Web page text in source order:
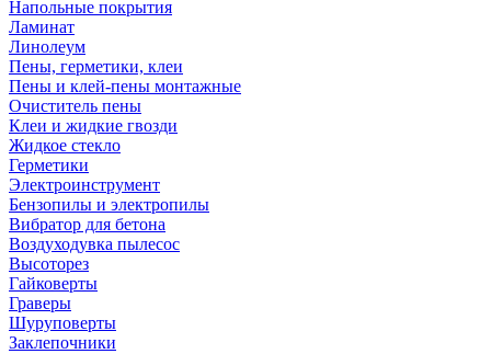
Напольные покрытия
Ламинат
Линолеум
Пены, герметики, клеи
Пены и клей-пены монтажные
Очиститель пены
Клеи и жидкие гвозди
Жидкое стекло
Герметики
Электроинструмент
Бензопилы и электропилы
Вибратор для бетона
Воздуходувка пылесос
Высоторез
Гайковерты
Граверы
Шуруповерты
Заклепочники